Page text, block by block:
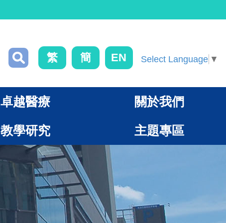
繁 簡 EN Select Language ▼
卓越醫療 關於我們
教學研究 主題專區